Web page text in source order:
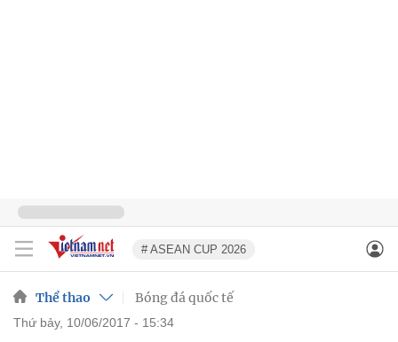
# ASEAN CUP 2026
Thể thao Bóng đá quốc tế
thứ bảy, 10/06/2017 - 15:34